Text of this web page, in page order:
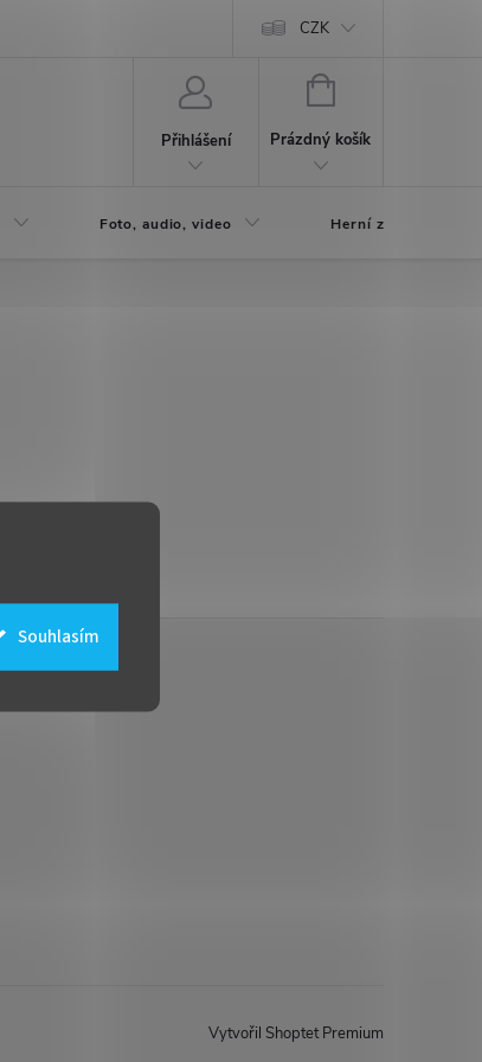
Souhlasím
CZK
Přihlášení
NÁKUPNÍ
Prázdný košík
Foto, audio, video Herní zóna
Vytvořil Shoptet Premium